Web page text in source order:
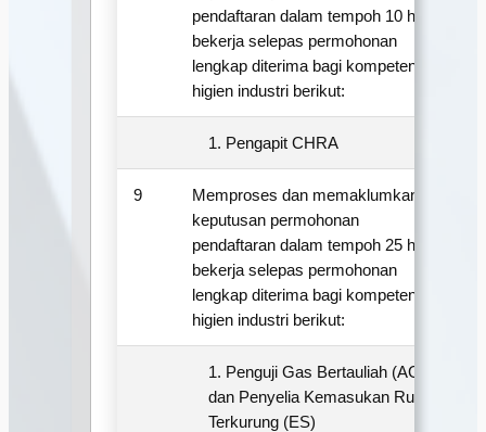
pendaftaran dalam tempoh 10 hari
bekerja selepas permohonan
lengkap diterima bagi kompetensi
higien industri berikut:
1. Pengapit CHRA
9
Memproses dan memaklumkan
keputusan permohonan
pendaftaran dalam tempoh 25 hari
bekerja selepas permohonan
lengkap diterima bagi kompetensi
higien industri berikut:
1. Penguji Gas Bertauliah (AGT)
dan Penyelia Kemasukan Ruang
Terkurung (ES)